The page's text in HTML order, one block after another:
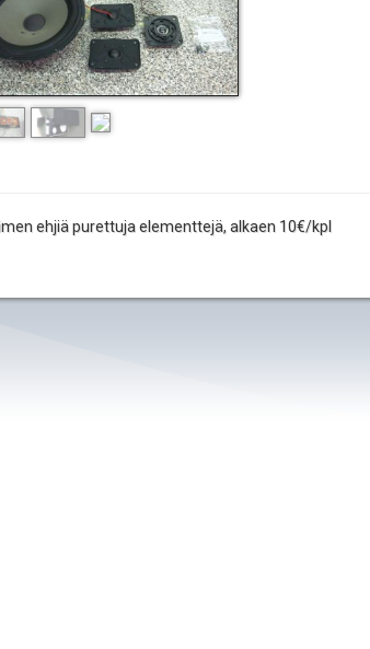
ehjiä purettuja elementtejä, alkaen 10€/kpl